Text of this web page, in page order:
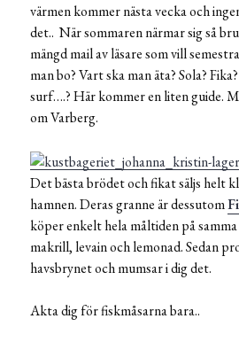
värmen kommer nästa vecka och
det.. När sommaren närmar sig så
mängd mail av läsare som vill
man bo? Vart ska man äta? Sola?
surf….? Här kommer en liten guide.
om Varberg.
Det bästa brödet och fikat säljs helt
hamnen. Deras granne är dessutom
köper enkelt hela måltiden på
makrill, levain och lemonad. Sedan
havsbrynet och mumsar i dig det.
Akta dig för fiskmåsarna bara..